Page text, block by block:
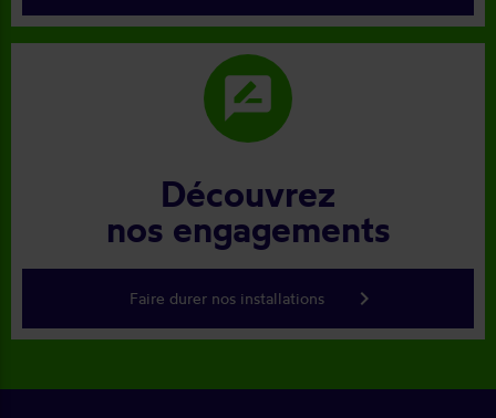
rate_review
Découvrez
nos engagements
Faire durer nos installations keyboard_arrow_right